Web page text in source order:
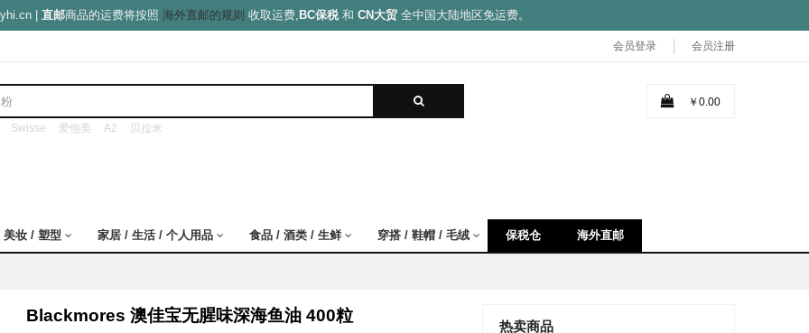
| 直邮商品的运费将按照 海外直邮的规则 收取运费, BC保税和 CN大贸 全中国大陆地区免运费。
会员登录 会员注册
Swisse 爱他美 A2 贝拉米
￥0.00
美妆 / 塑型 家居 / 生活 / 个人用品 食品 / 酒类 / 生鲜 穿搭 / 鞋帽 / 毛绒 保税仓 海外直邮
Blackmores 澳佳宝无腥味深海鱼油 400粒
热卖商品